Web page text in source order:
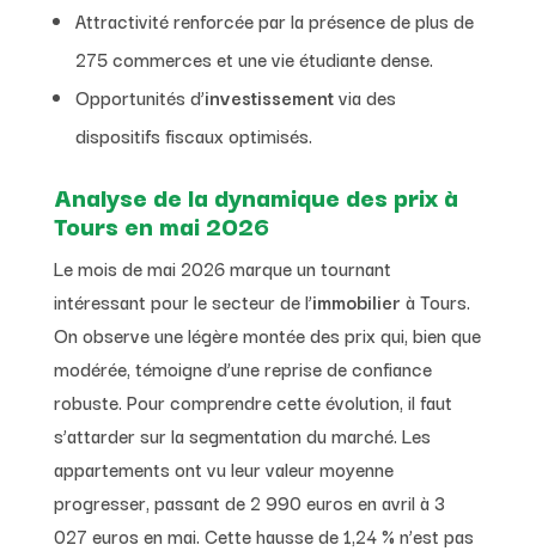
Attractivité renforcée par la présence de plus de
275 commerces et une vie étudiante dense.
Opportunités d’investissementvia des
dispositifs fiscaux optimisés.
Analyse de la dynamique des prix à
Tours en mai 2026
Le mois de mai 2026 marque un tournant
intéressant pour le secteur de l’immobilier à Tours.
On observe une légère montée des prix qui, bien que
modérée, témoigne d’une reprise de confiance
robuste. Pour comprendre cette évolution, il faut
s’attarder sur la segmentation du marché. Les
appartements ont vu leur valeur moyenne
progresser, passant de 2 990 euros en avril à 3
027 euros en mai. Cette hausse de 1,24 % n’est pas